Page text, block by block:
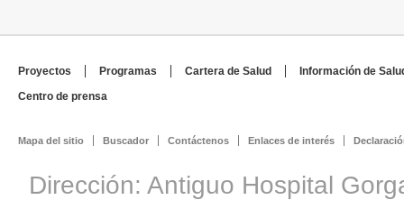
Proyectos Programas Cartera de Salud
Información de
Centro de prensa
Mapa del sitio Buscador Contáctenos Enlaces de interés
Dirección: Antiguo Hospital